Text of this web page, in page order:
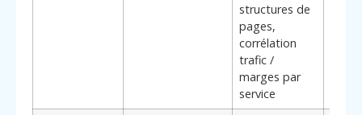
structures de
pages,
corrélation
trafic /
marges par
service